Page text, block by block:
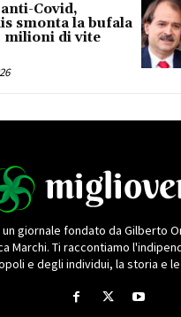
Covid,
smonta la bufala
milioni di vite
giornale fondato da Gilberto
Marchi. Ti raccontiamo
e degli individui, la storia e